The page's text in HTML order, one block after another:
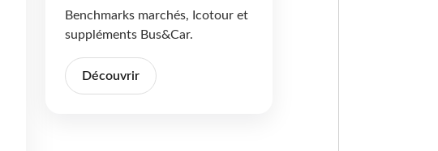
Benchmarks marchés, Icotour et
suppléments Bus&Car.
Découvrir